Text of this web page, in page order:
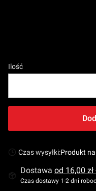
Ilość
Czas wysyłki:Produkt
Dostawa od 16,00 zł
Czas dostawy 1-2 dni